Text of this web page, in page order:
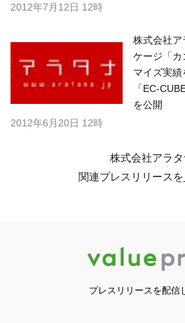
2012年7月12日 12時
株式会社ア
ケージ「カ
マイズ実績
「EC-
を公開
2012年6月20日 12時
株式会社アラ
関連プレスリリースを
プレスリリースを配信